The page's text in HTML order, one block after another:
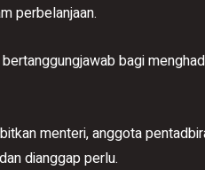
perbelanjaan.
bagi
menteri, anggota
dianggap perlu.